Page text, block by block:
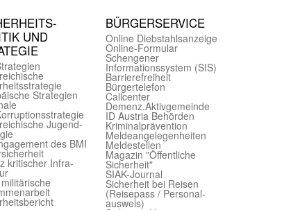
UND
Strategien
Jugend­
des BMI
kritischer Infra­
BÜRGER­SERVICE
Online Diebstahls­anzeige
Online-Formular
Schengener
Informationssystem (SIS)
Barriere­freiheit
Bürger­telefon
Call­center
Demenz.Aktiv­gemeinde
ID Austria Behörden
Kriminal­prävention
Melde­an­ge­le­gen­heiten
Meld­estellen
Magazin "Öffentliche
Sicherheit"
SIAK-Journal
Sicherheit bei Reisen
(Reise­pass / Personal­
ausweis)